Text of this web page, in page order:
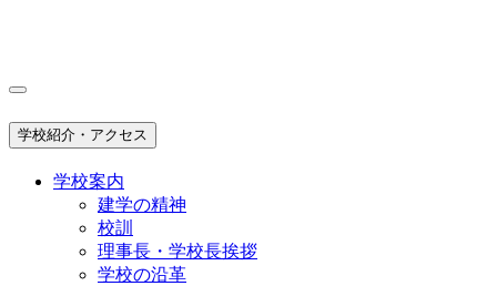
学校紹介・アクセス
学校案内
建学の精神
校訓
理事長・学校長挨拶
学校の沿革